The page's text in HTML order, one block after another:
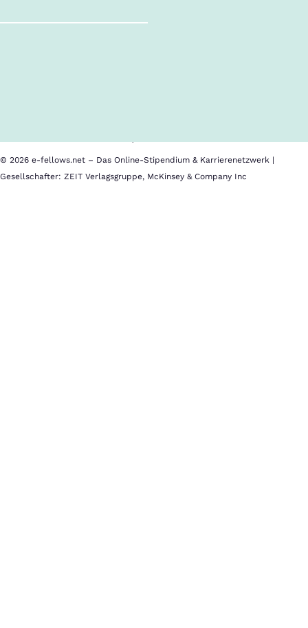
© 2026 e-fellows.net – Das Online-Stipendium & Karrierenetzwerk |
Gesellschafter: ZEIT Verlagsgruppe, McKinsey & Company Inc